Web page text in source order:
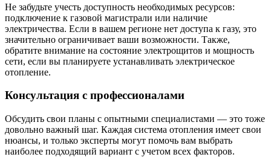
Не забудьте учесть доступность необходимых ресурсов:
подключение к газовой магистрали или наличие
электричества. Если в вашем регионе нет доступа к газу, это
значительно ограничивает ваши возможности. Также,
обратите внимание на состояние электрощитов и мощность
сети, если вы планируете устанавливать электрическое
отопление.
Консультация с профессионалами
Обсудить свои планы с опытными специалистами — это тоже
довольно важный шаг. Каждая система отопления имеет свои
нюансы, и только эксперты могут помочь вам выбрать
наиболее подходящий вариант с учетом всех факторов.